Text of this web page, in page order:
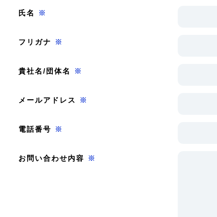
氏名 ※
フリガナ ※
貴社名/団体名 ※
メールアドレス ※
電話番号 ※
お問い合わせ内容 ※